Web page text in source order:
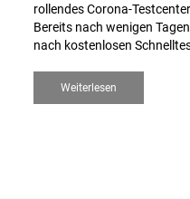
rollendes Corona-
Bereits nach wenigen
nach kostenlosen
Weiterlesen